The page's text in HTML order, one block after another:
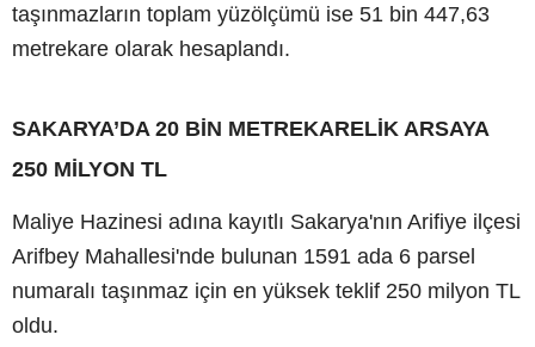
taşınmazların toplam yüzölçümü ise 51 bin 447,63
metrekare olarak hesaplandı.
SAKARYA’DA 20 BİN METREKARELİK ARSAYA
250 MİLYON TL
Maliye Hazinesi adına kayıtlı Sakarya'nın Arifiye ilçesi
Arifbey Mahallesi'nde bulunan 1591 ada 6 parsel
numaralı taşınmaz için en yüksek teklif 250 milyon TL
oldu.